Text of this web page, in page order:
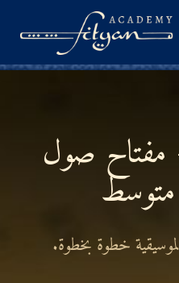
- مفتاح صول
خطوة بخطوة